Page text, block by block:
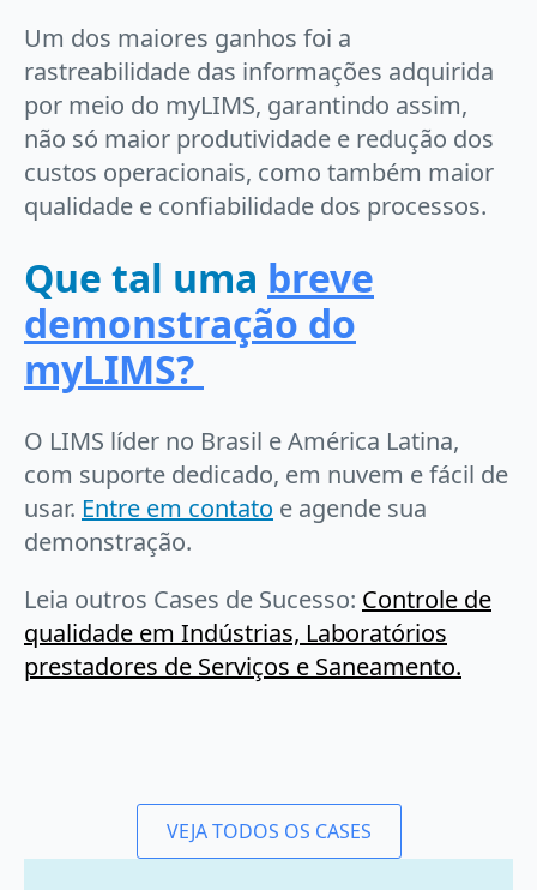
Um dos maiores ganhos foi a
rastreabilidade das informações adquirida
por meio do myLIMS, garantindo assim,
não só maior produtividade e redução dos
custos operacionais, como também maior
qualidade e confiabilidade dos processos.
Que tal uma breve
demonstração do
myLIMS?
O LIMS líder no Brasil e América Latina,
com suporte dedicado, em nuvem e fácil de
usar. Entre em contato e agende sua
demonstração.
Leia outros Cases de Sucesso: Controle de
qualidade em Indústrias, Laboratórios
prestadores de Serviços e Saneamento.
VEJA TODOS OS CASES